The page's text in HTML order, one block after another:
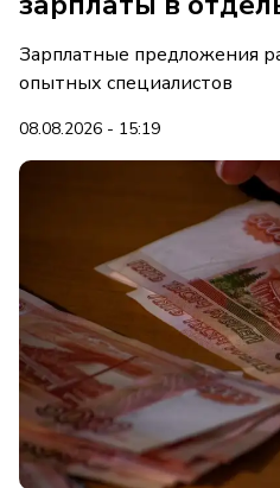
Зарплатные предложения
опытных специалистов
08.08.2026 - 15:19